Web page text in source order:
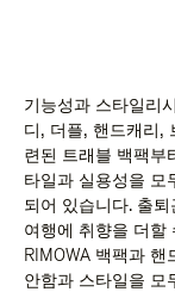
기능성과 스타일리
디, 더플, 핸드캐리,
련된 트래블 백팩부
타일과 실용성을 모
되어 있습니다. 출
여행에 취향을 더할
RIMOWA 백팩과
안함과 스타일을 모